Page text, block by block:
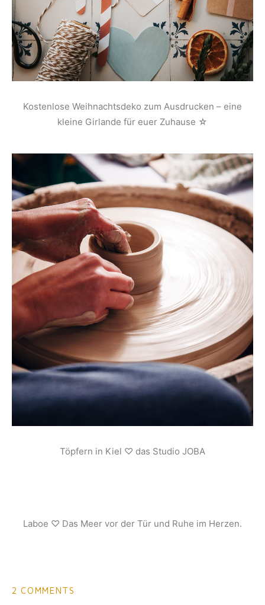
Kostenlose Weihnachtsdeko zum Ausdrucken – eine
kleine Girlande für euer Zuhause ☆
Töpfern in Kiel ♡ das Studio JOBA
Laboe ♡ Das Meer vor der Tür und Ruhe im Herzen.
2 COMMENTS